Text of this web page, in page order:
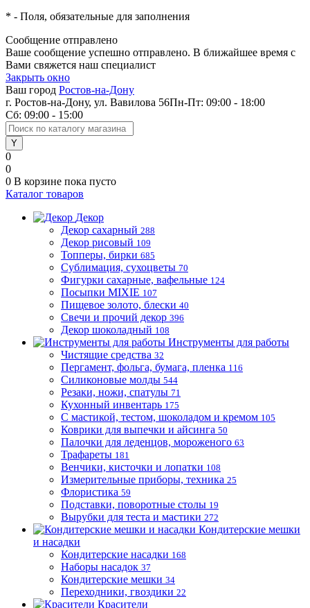
* - Поля, обязательные для заполнения
Сообщение отправлено
Ваше сообщение успешно отправлено. В ближайшее время с
Вами свяжется наш специалист
Закрыть окно
Ваш город Ростов-на-Дону
г. Ростов-на-Дону, ул. Вавилова 56Пн-Пт: 09:00 - 18:00
Сб: 09:00 - 15:00
0
0
0 В корзине пока пусто
Каталог товаров
Декор
Декор сахарный 288
Декор рисовый 109
Топперы, бирки 685
Сублимация, сухоцветы 70
Фигурки сахарные, вафельные 124
Посыпки MIXIE 107
Пищевое золото, блески 40
Свечи и прочий декор 396
Декор шоколадный 108
Инструменты для работы
Чистящие средства 32
Пергамент, фольга, бумага, пленка 116
Силиконовые молды 544
Резаки, ножи, спатулы 71
Кухонный инвентарь 175
С мастикой, тестом, шоколадом и кремом 105
Коврики для выпечки и айсинга 50
Палочки для леденцов, мороженого 63
Трафареты 181
Венчики, кисточки и лопатки 108
Измерительные приборы, техника 25
Флористика 59
Подставки, поворотные столы 19
Вырубки для теста и мастики 272
Кондитерские мешки
и насадки
Кондитерские насадки 168
Наборы насадок 37
Кондитерские мешки 34
Переходники, гвоздики 22
Красители